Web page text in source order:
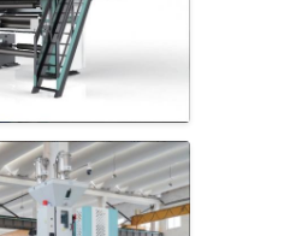
μηχανή υφάσματος